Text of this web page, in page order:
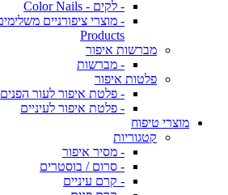
- לקים - Color Nails
Products
מברשות איפור
- מברשות
פלטות איפור
- פלטת איפור לעור הפנים
- פלטת איפור לעיניים
מוצרי טיפוח
קטגוריות
- מסיר איפור
- סרום / בוסטרים
- קרם עיניים